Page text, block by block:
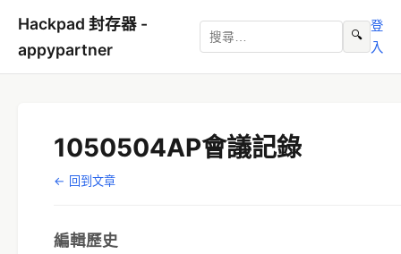
Hackpad 封存器 -
appypartner
🔍
登
入
1050504AP會議記錄
← 回到文章
編輯歷史